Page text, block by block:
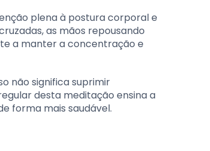
plena à postura corporal e
as mãos repousando
a manter a concentração e
não significa suprimir
desta meditação ensina a
forma mais saudável.